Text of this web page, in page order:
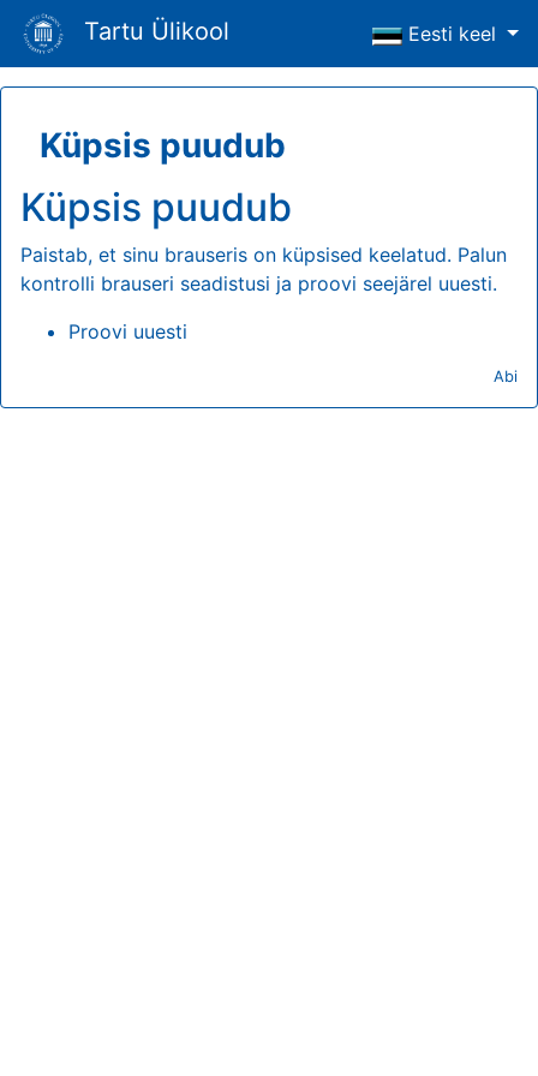
Tartu Ülikool Eesti keel
Küpsis puudub
Küpsis puudub
Paistab, et sinu brauseris on küpsised keelatud. Palun
kontrolli brauseri seadistusi ja proovi seejärel uuesti.
Proovi uuesti
Abi